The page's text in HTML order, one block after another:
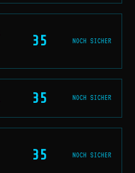
35 NOCH SICHER
35 NOCH SICHER
35 NOCH SICHER